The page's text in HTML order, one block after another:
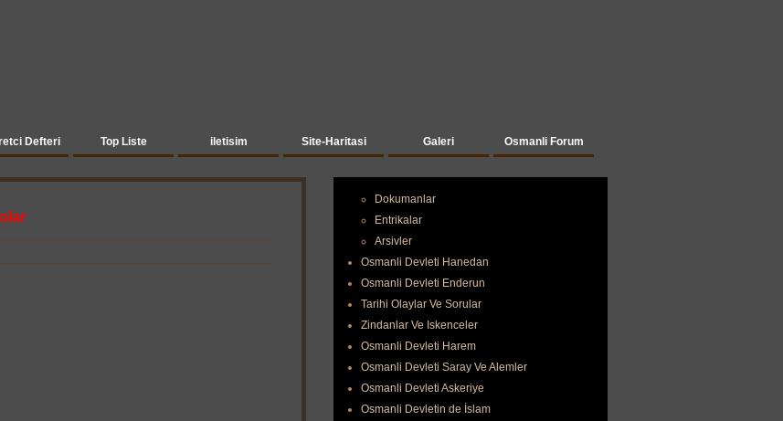
Defteri Top Liste iletisim Site-Haritasi Galeri Osmanli Forum
Dokumanlar
Entrikalar
Arsivler
Osmanli Devleti Hanedan
Osmanli Devleti Enderun
Tarihi Olaylar Ve Sorular
Zindanlar Ve Iskenceler
Osmanli Devleti Harem
Osmanli Devleti Saray Ve Alemler
Osmanli Devleti Askeriye
Osmanli Devletin de İslam